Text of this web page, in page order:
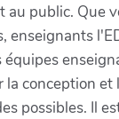
au public. Que
conception et
possibles. Il